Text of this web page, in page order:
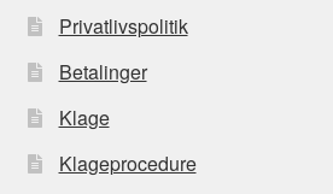
Privatlivspolitik
Betalinger
Klage
Klageprocedure